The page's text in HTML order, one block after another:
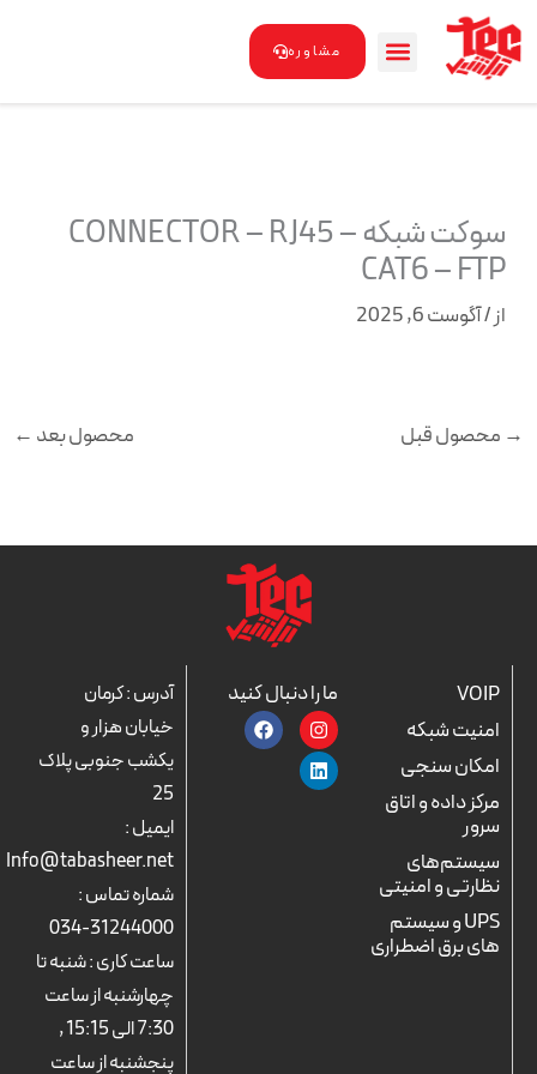
محتوا
مشاوره
سوکت شبکه CONNECTOR – RJ45 –
CAT6 – FTP
از/آگوست 6, 2025
→ محصول قبل محصول بعد ←
VOIP
امنیت شبکه
امکان سنجی
مرکز داده و اتاق
سرور
سیستم‌های
نظارتی و امنیتی
UPS و سیستم
های برق اضطراری
ما را دنبال کنید
I
n
s
t
a
F
a
c
L
i
n
k
e
آدرس : کرمان
خیابان هزار و
یکشب جنوبی پلاک
25
ایمیل :
Info@tabasheer.net
شماره تماس :
31244000-034
ساعت کاری : شنبه تا
چهارشنبه از ساعت
7:30 الی 15:15 ,
پنجشنبه از ساعت